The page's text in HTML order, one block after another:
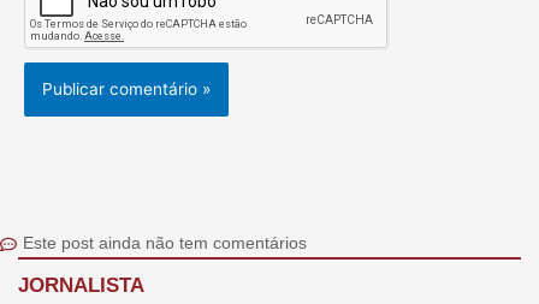
Este post ainda não tem comentários
JORNALISTA